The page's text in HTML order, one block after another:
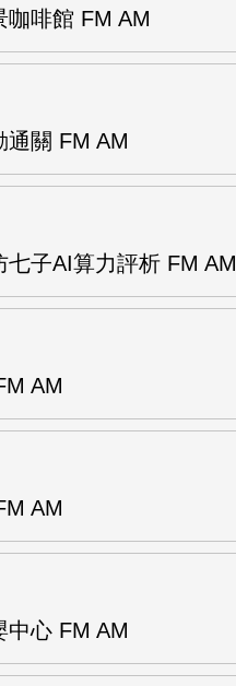
咖啡館 FM AM
通關 FM AM
七子AI算力評析 FM AM
AM
AM
中心 FM AM